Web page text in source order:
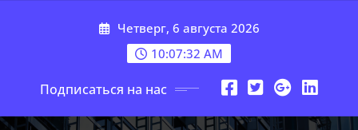
Четверг, 6 августа 2026
10:07:33 AM
Подписаться на нас